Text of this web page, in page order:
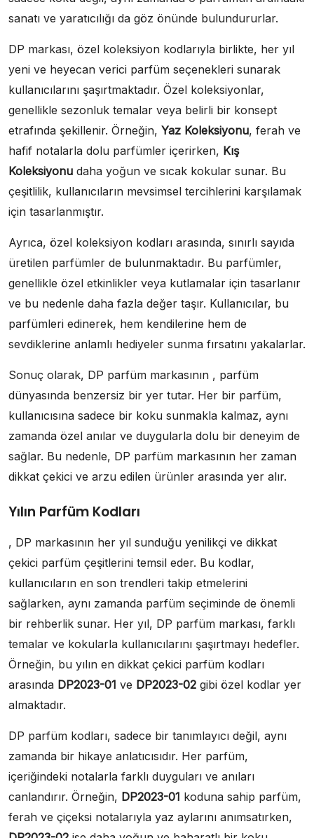
sanatı ve yaratıcılığı da göz önünde bulundururlar.
DP markası, özel koleksiyon kodlarıyla birlikte, her yıl
yeni ve heyecan verici parfüm seçenekleri sunarak
kullanıcılarını şaşırtmaktadır. Özel koleksiyonlar,
genellikle sezonluk temalar veya belirli bir konsept
etrafında şekillenir. Örneğin, Yaz Koleksiyonu, ferah ve
hafif notalarla dolu parfümler içerirken, Kış
Koleksiyonu daha yoğun ve sıcak kokular sunar. Bu
çeşitlilik, kullanıcıların mevsimsel tercihlerini karşılamak
için tasarlanmıştır.
Ayrıca, özel koleksiyon kodları arasında, sınırlı sayıda
üretilen parfümler de bulunmaktadır. Bu parfümler,
genellikle özel etkinlikler veya kutlamalar için tasarlanır
ve bu nedenle daha fazla değer taşır. Kullanıcılar, bu
parfümleri edinerek, hem kendilerine hem de
sevdiklerine anlamlı hediyeler sunma fırsatını yakalarlar.
Sonuç olarak, DP parfüm markasının , parfüm
dünyasında benzersiz bir yer tutar. Her bir parfüm,
kullanıcısına sadece bir koku sunmakla kalmaz, aynı
zamanda özel anılar ve duygularla dolu bir deneyim de
sağlar. Bu nedenle, DP parfüm markasının her zaman
dikkat çekici ve arzu edilen ürünler arasında yer alır.
Yılın Parfüm Kodları
, DP markasının her yıl sunduğu yenilikçi ve dikkat
çekici parfüm çeşitlerini temsil eder. Bu kodlar,
kullanıcıların en son trendleri takip etmelerini
sağlarken, aynı zamanda parfüm seçiminde de önemli
bir rehberlik sunar. Her yıl, DP parfüm markası, farklı
temalar ve kokularla kullanıcılarını şaşırtmayı hedefler.
Örneğin, bu yılın en dikkat çekici parfüm kodları
arasında DP2023-01 ve DP2023-02 gibi özel kodlar yer
almaktadır.
DP parfüm kodları, sadece bir tanımlayıcı değil, aynı
zamanda bir hikaye anlatıcısıdır. Her parfüm,
içeriğindeki notalarla farklı duyguları ve anıları
canlandırır. Örneğin, DP2023-01 koduna sahip parfüm,
ferah ve çiçeksi notalarıyla yaz aylarını anımsatırken,